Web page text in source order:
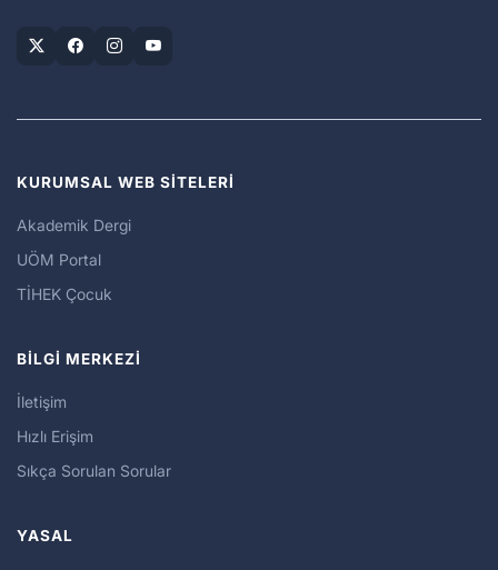
KURUMSAL WEB SİTELERİ
Akademik Dergi
UÖM Portal
TİHEK Çocuk
BİLGİ MERKEZİ
İletişim
Hızlı Erişim
Sıkça Sorulan Sorular
YASAL